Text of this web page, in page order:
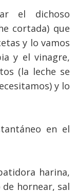
el dichoso
cortada) que
y lo vamos
y el vinagre,
(la leche se
y lo
en el
harina,
hornear, sal